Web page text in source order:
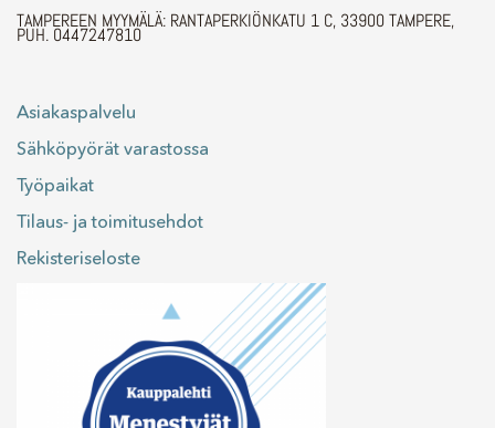
TAMPEREEN MYYMÄLÄ: RANTAPERKIÖNKATU 1 C, 33900 TAMPERE,
PUH. 0447247810
Asiakaspalvelu
Sähköpyörät varastossa
Työpaikat
Tilaus- ja toimitusehdot
Rekisteriseloste